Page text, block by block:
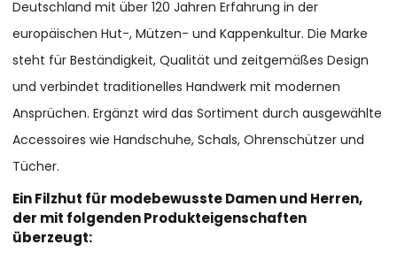
Deutschland mit über 120 Jahren Erfahrung in der
europäischen Hut-, Mützen- und Kappenkultur. Die Marke
steht für Beständigkeit, Qualität und zeitgemäßes Design
und verbindet traditionelles Handwerk mit modernen
Ansprüchen. Ergänzt wird das Sortiment durch ausgewählte
Accessoires wie Handschuhe, Schals, Ohrenschützer und
Tücher.
Ein Filzhut für modebewusste Damen und Herren,
der mit folgenden Produkteigenschaften
überzeugt: